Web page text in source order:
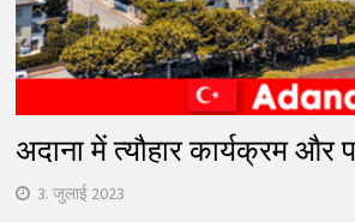
अदाना में त्यौहार कार्यक्रम और
3. जुलाई 2023